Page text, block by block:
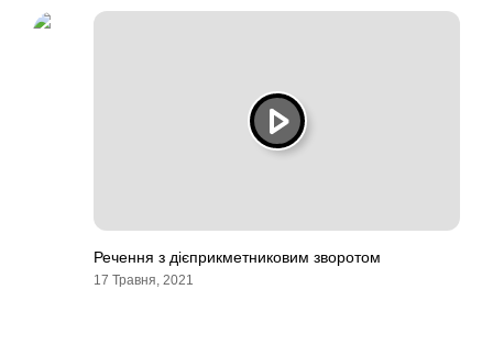
Речення з дієприкметниковим зворотом
17 Травня, 2021